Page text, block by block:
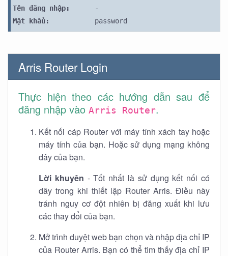
Tên đăng nhập:
-
Mật khẩu:
password
Arris Router Login
Thực hiện theo các hướng dẫn sau để
đăng nhập vào Arris Router.
Kết nối cáp Router với máy tính xách tay hoặc
máy tính của bạn. Hoặc sử dụng mạng không
dây của bạn.
Lời khuyên - Tốt nhất là sử dụng kết nối có
dây trong khi thiết lập Router Arris. Điều này
tránh nguy cơ đột nhiên bị đăng xuất khi lưu
các thay đổi của bạn.
Mở trình duyệt web bạn chọn và nhập địa chỉ IP
của Router Arris. Bạn có thể tìm thấy địa chỉ IP